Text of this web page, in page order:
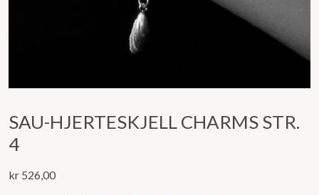
SAU-HJERTESKJELL CHARMS STR.
4
kr 526,00